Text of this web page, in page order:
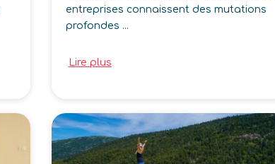
entreprises connaissent des mutations
profondes ...
Lire plus